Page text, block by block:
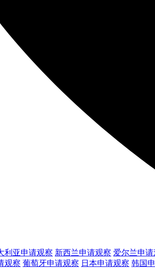
利亚申请观察 新西兰申请观察 爱尔兰申
观察 葡萄牙申请观察 日本申请观察 韩国